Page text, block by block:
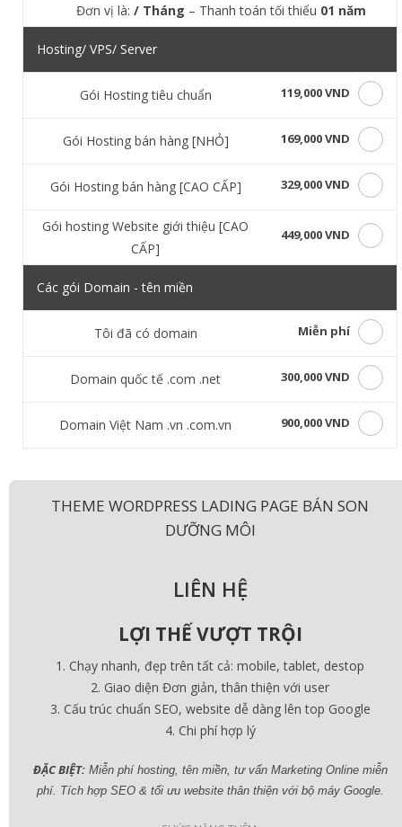
Đơn vị là: / Tháng – Thanh toán tối thiểu 01 năm
Hosting/ VPS/ Server
Gói Hosting tiêu chuẩn 119,000 VND
Gói Hosting bán hàng [NHỎ] 169,000 VND
Gói Hosting bán hàng [CAO CẤP] 329,000 VND
Gói hosting Website giới thiệu [CAO
CẤP]
449,000 VND
Các gói Domain - tên miền
Tôi đã có domain Miễn phí
Domain quốc tế .com .net 300,000 VND
Domain Việt Nam .vn .com.vn 900,000 VND
THEME WORDPRESS LADING PAGE BÁN SON
DƯỠNG MÔI
LIÊN HỆ
LỢI THẾ VƯỢT TRỘI
Chạy nhanh, đẹp trên tất cả: mobile, tablet, destop
Giao diện Đơn giản, thân thiện với user
Cấu trúc chuẩn SEO, website dễ dàng lên top Google
Chi phí hợp lý
ĐẶC BIỆT:Miễn phí hosting, tên miền, tư vấn Marketing Online miễn
phí. Tích hợp SEO & tối ưu website thân thiện với bộ máy Google.